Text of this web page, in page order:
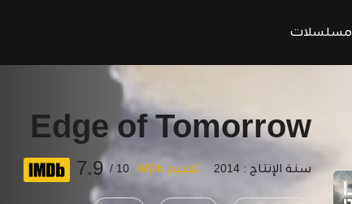
مسلسلات
Edge of Tomorrow
سنة الإنتاج : 2014 تقييم IMDb 10 /
7.9